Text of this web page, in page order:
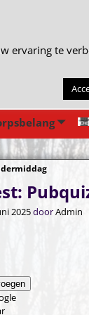
2025doorAdmin
ervaring te